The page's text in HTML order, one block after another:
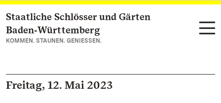
Zum Hauptinhalt springen
Staatliche Schlösser und Gärten
Baden‑Württemberg
KOMMEN. STAUNEN. GENIESSEN.
Freitag, 12. Mai 2023